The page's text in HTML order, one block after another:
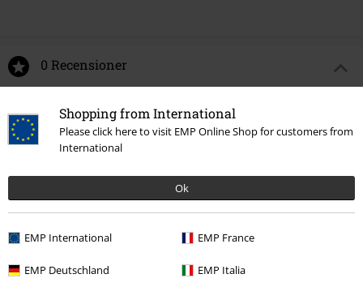
Shopping from International
Please click here to visit EMP Online Shop for customers from
International
Ok
EMP International EMP France
EMP Deutschland EMP Italia
0 Recensioner
Berätta vad du tycker om "EMP Signature Collection".
Skriv en recension